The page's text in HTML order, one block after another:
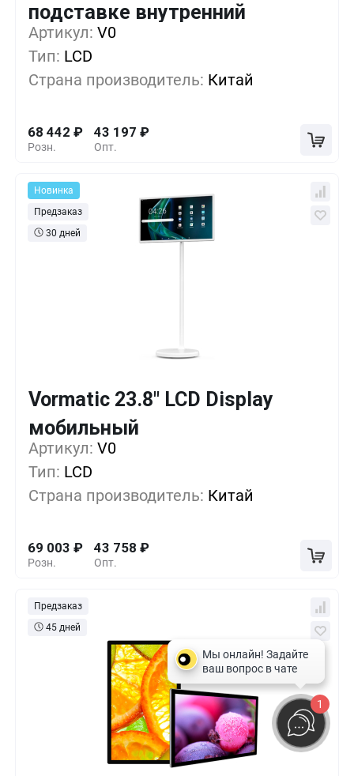
подставке внутренний
Артикул: V0
Тип: LCD
Страна производитель: Китай
Розн.
68 442 ₽
Опт.
43 197 ₽
1+
5+
10+ -24%
Новинка
Предзаказ
30 дней
Vormatic 23.8" LCD Display
мобильный
Артикул: V0
Тип: LCD
Страна производитель: Китай
Розн.
69 003 ₽
Опт.
43 758 ₽
Кол-во Выгода
1+
5+
10+ -24%
Предзаказ
45 дней
1